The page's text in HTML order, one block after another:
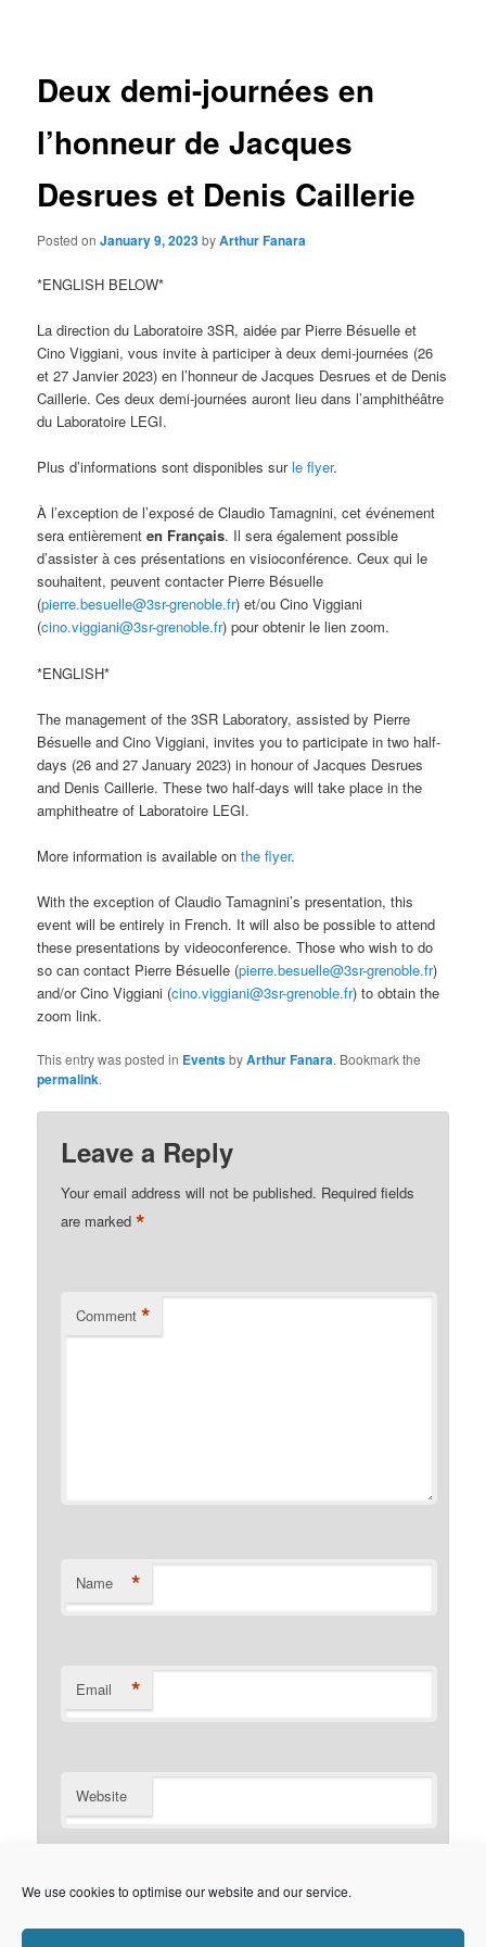
We use cookies to optimise our website and our service.
Deux demi-journées en
l’honneur de Jacques
Desrues et Denis Caillerie
Posted onJanuary 9, 2023byArthur Fanara
*ENGLISH BELOW*
La direction du Laboratoire 3SR, aidée par Pierre Bésuelle et
Cino Viggiani, vous invite à participer à deux demi-journées (26
et 27 Janvier 2023) en l’honneur de Jacques Desrues et de Denis
Caillerie. Ces deux demi-journées auront lieu dans l’amphithéâtre
du Laboratoire LEGI.
Plus d’informations sont disponibles surle flyer.
À l’exception de l’exposé de Claudio Tamagnini, cet événement
sera entièrementen Français. Il sera également possible
d’assister à ces présentations en visioconférence. Ceux qui le
souhaitent, peuvent contacter Pierre Bésuelle
(pierre.besuelle@3sr-grenoble.fr) et/ou Cino Viggiani
(cino.viggiani@3sr-grenoble.fr) pour obtenir le lien zoom.
*ENGLISH*
The management of the 3SR Laboratory, assisted by Pierre
Bésuelle and Cino Viggiani, invites you to participate in two half-
days (26 and 27 January 2023) in honour of Jacques Desrues
and Denis Caillerie. These two half-days will take place in the
amphitheatre of Laboratoire LEGI.
More information is available onthe flyer.
With the exception of Claudio Tamagnini’s presentation, this
event will be entirely in French. It will also be possible to attend
these presentations by videoconference. Those who wish to do
so can contact Pierre Bésuelle (pierre.besuelle@3sr-grenoble.fr)
and/or Cino Viggiani (cino.viggiani@3sr-grenoble.fr) to obtain the
zoom link.
This entry was posted in EventsbyArthur Fanara. Bookmark the
permalink.
Leave a Reply
Your email address will not be published. Required fields
are marked*
Comment *
Name *
Email *
Website
Notify me of new posts by email.